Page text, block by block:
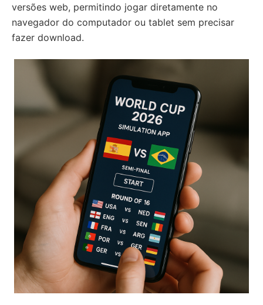
versões web, permitindo jogar diretamente no
navegador do computador ou tablet sem precisar
fazer download.